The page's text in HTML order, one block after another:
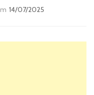
14/07/2025